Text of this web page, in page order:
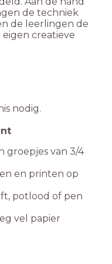
de techniek
de leerlingen de
creatieve
nodig.
groepjes van 3/4
en printen op
potlood of pen
vel papier